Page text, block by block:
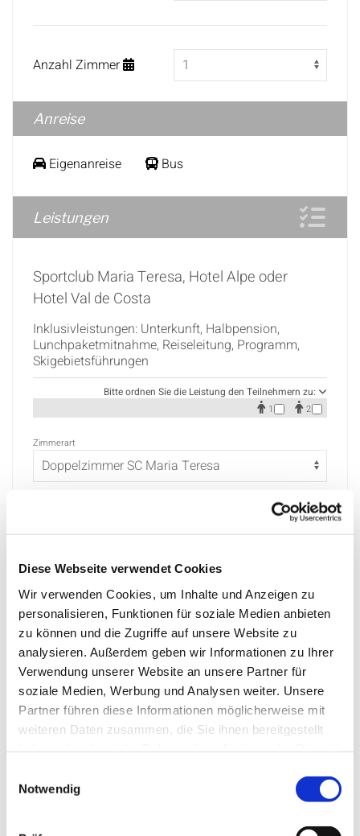
Diese Webseite verwendet Cookies
Wir verwenden Cookies, um Inhalte und Anzeigen zu
personalisieren, Funktionen für soziale Medien anbieten
zu können und die Zugriffe auf unsere Website zu
analysieren. Außerdem geben wir Informationen zu Ihrer
Verwendung unserer Website an unsere Partner für
soziale Medien, Werbung und Analysen weiter. Unsere
Partner führen diese Informationen möglicherweise mit
weiteren Daten zusammen, die Sie ihnen bereitgestellt
Notwendig
Anzahl Zimmer
Anreise
Eigenanreise Bus
Leistungen
Sportclub Maria Teresa, Hotel Alpe oder
Hotel Val de Costa
Inklusivleistungen: Unterkunft, Halbpension,
Lunchpaketmitnahme, Reiseleitung, Programm,
Skigebietsführungen
Bitte ordnen Sie die Leistung den Teilnehmern zu:
1 2
Zimmerart
WENIGER
Skipass "Dolomiti Superski" 7 Tage
Busanreise
Busabreise
Eigenanreise
Gutschein
PRÜFEN